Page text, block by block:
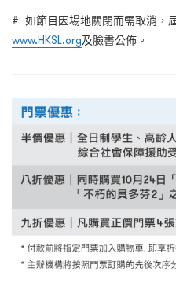
# 如節目因場地關閉而需取消，
www.HKSL.org及臉書公佈。